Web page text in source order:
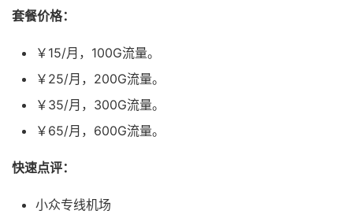
套餐价格：
￥15/月，100G流量。
￥25/月，200G流量。
￥35/月，300G流量。
￥65/月，600G流量。
快速点评：
小众专线机场